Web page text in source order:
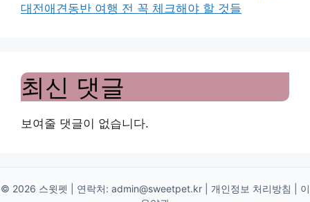
대전애견동반 여행 전 꼭 체크해야 할 것들
최신 댓글
보여줄 댓글이 없습니다.
© 2026 스윗펫 | 연락처: admin@sweetpet.kr| 개인정보 처리방침
이